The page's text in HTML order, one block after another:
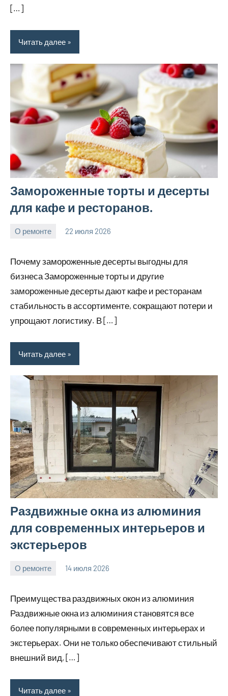
[…]
Читать далее
Замороженные торты и десерты
для кафе и ресторанов.
О ремонте 22 июля 2026
Avtor
Нет
Почему замороженные десерты выгодны для
бизнеса Замороженные торты и другие
замороженные десерты дают кафе и ресторанам
стабильность в ассортименте, сокращают потери и
упрощают логистику. В […]
Читать далее
Раздвижные окна из алюминия
для современных интерьеров и
экстерьеров
О ремонте 14 июля 2026
Avtor
Нет
Преимущества раздвижных окон из алюминия
Раздвижные окна из алюминия становятся все
более популярными в современных интерьерах и
экстерьерах. Они не только обеспечивают стильный
внешний вид, […]
Читать далее